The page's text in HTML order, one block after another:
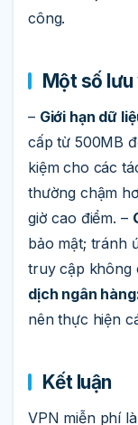
công.
Một số lưu
– Giới hạn dữ
cấp từ 500MB
kiệm cho các
thường chậm
giờ cao điểm. –
bảo mật; tránh
truy cập không
dịch ngân
nên thực hiện
Kết luận
VPN miễn phí